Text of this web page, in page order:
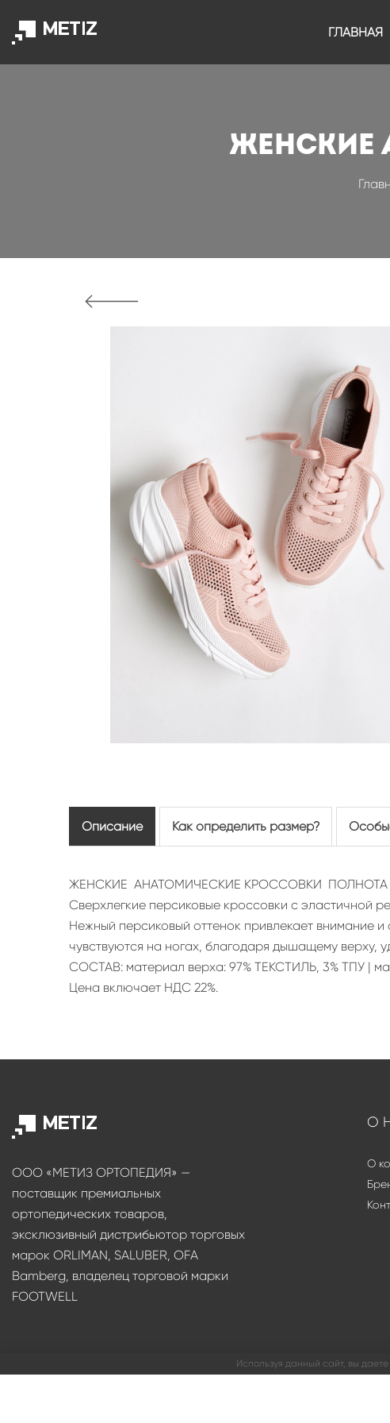
ГЛАВНАЯ
ЖЕНСКИЕ
Описание Как определить размер?
ЖЕНСКИЕ АНАТОМИЧЕСКИЕ КРОССОВКИ ПОЛНОТА
Сверхлегкие персиковые кроссовки с эластичной
Нежный персиковый оттенок привлекает внимание
чувствуются на ногах, благодаря дышащему верху,
СОСТАВ: материал верха: 97% ТЕКСТИЛЬ, 3% ТПУ |
Цена включает НДС 22%.
ООО «МЕТИЗ ОРТОПЕДИЯ» —
поставщик премиальных
ортопедических товаров,
эксклюзивный дистрибьютор торговых
марок ORLIMAN, SALUBER, OFA
Bamberg, владелец торговой марки
FOOTWELL
О
О
Используя данный сайт, вы